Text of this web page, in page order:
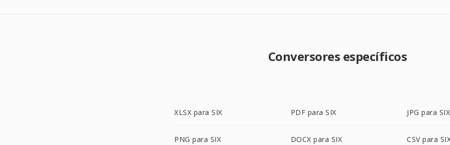
Conversores específicos
XLSX para SIX PDF para SIX JPG para SIX
PNG para SIX DOCX para SIX CSV para